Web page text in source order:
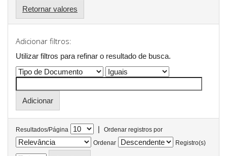
Retornar valores
Adicionar filtros:
Utilizar filtros para refinar o resultado de busca.
Resultados/Página |
Ordenar registros por
Ordenar
Registro(s)